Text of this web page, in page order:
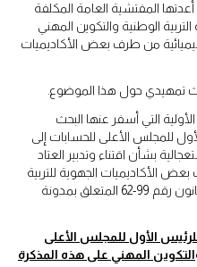
المفتشية العامة المكلفة
التربية الوطنية والتكوين المهني
من طرف بعض الأكاديميات
تمهيدي حول هذا الموضوع.
الأولية التي أسفر عنها البحث
للمجلس الأعلى للحسابات إلى
بشأن اقتناء وتدبير العتاد
بعض الأكاديميات الجهوية للتربية
والتكوين، وذلك طبقا للمادة 11 من القانون رقم 99-62 المتعلق بمدونة
الأول للمجلس الأعلى
المهني على هذه المذكرة